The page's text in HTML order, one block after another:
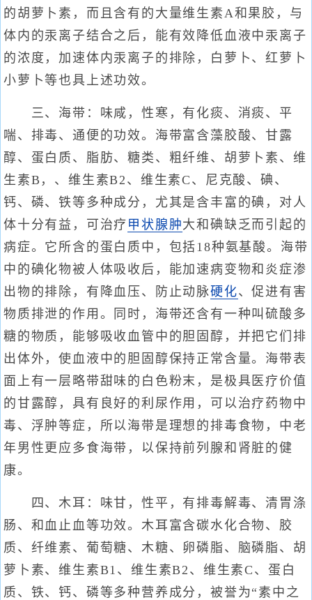
的胡萝卜素，而且含有的大量维生素A和果胶，与
体内的汞离子结合之后，能有效降低血液中汞离子
的浓度，加速体内汞离子的排除，白萝卜、红萝卜
小萝卜等也具上述功效。
三、海带：味咸，性寒，有化痰、消痰、平
喘、排毒、通便的功效。海带富含藻胶酸、甘露
醇、蛋白质、脂肪、糖类、粗纤维、胡萝卜素、维
生素B，、维生素B2、维生素C、尼克酸、碘、
钙、磷、铁等多种成分，尤其是含丰富的碘，对人
体十分有益，可治疗 甲状腺肿大和碘缺乏而引起的
病症。它所含的蛋白质中，包括18种氨基酸。海带
中的碘化物被人体吸收后，能加速病变物和炎症渗
出物的排除，有降血压、防止动脉硬化、促进有害
物质排泄的作用。同时，海带还含有一种叫硫酸多
糖的物质，能够吸收血管中的胆固醇，并把它们排
出体外，使血液中的胆固醇保持正常含量。海带表
面上有一层略带甜味的白色粉末，是极具医疗价值
的甘露醇，具有良好的利尿作用，可以治疗药物中
毒、浮肿等症，所以海带是理想的排毒食物，中老
年男性更应多食海带，以保持前列腺和肾脏的健
康。
四、木耳：味甘，性平，有排毒解毒、清胃涤
肠、和血止血等功效。木耳富含碳水化合物、胶
质、纤维素、葡萄糖、木糖、卵磷脂、脑磷脂、胡
萝卜素、维生素B1、维生素B2、维生素C、蛋白
质、铁、钙、磷等多种营养成分，被誉为“素中之